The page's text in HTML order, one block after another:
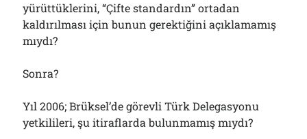
yürüttüklerini, “Çifte standardın” ortadan
kaldırılması için bunun gerektiğini açıklamamış
mıydı?
Sonra?
Yıl 2006; Brüksel’de görevli Türk Delegasyonu
yetkilileri, şu itiraflarda bulunmamış mıydı?